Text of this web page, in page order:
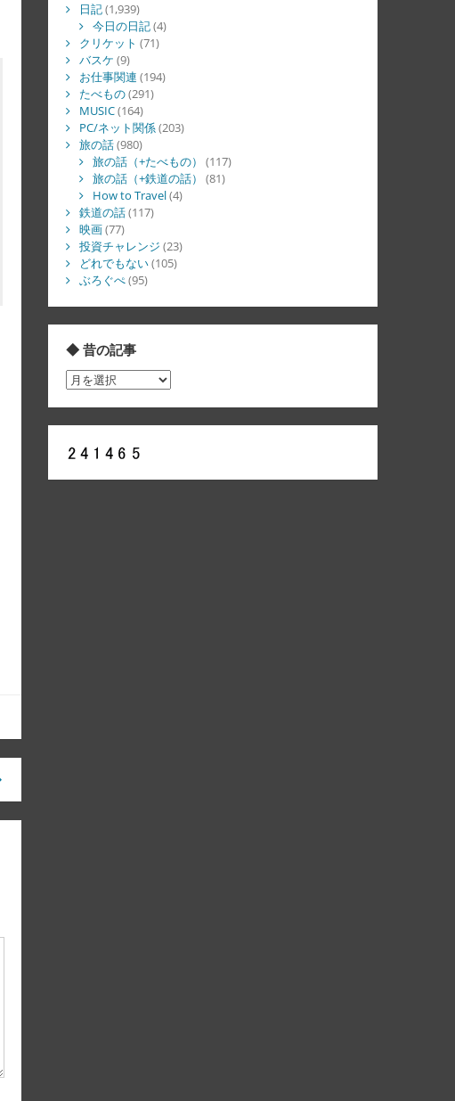
日記(1,939)
今日の日記(4)
クリケット (71)
バスケ (9)
お仕事関連 (194)
たべもの(291)
MUSIC(164)
PC/ネット関係(203)
旅の話(980)
旅の話（+たべもの）
(117)
旅の話（+鉄道の話）
(81)
How to Travel(4)
鉄道の話(117)
映画(77)
投資チャレンジ (23)
どれでもない(105)
ぶろぐぺ(95)
◆ 昔の記事
◆
昔
の
記
事